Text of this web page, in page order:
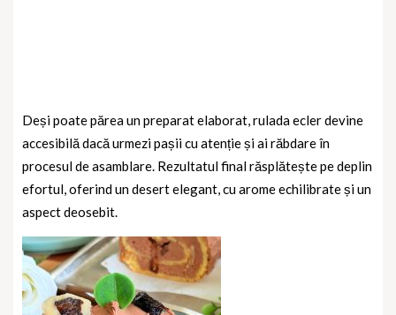
Deși poate părea un preparat elaborat, rulada ecler devine
accesibilă dacă urmezi pașii cu atenție și ai răbdare în
procesul de asamblare. Rezultatul final răsplătește pe deplin
efortul, oferind un desert elegant, cu arome echilibrate și un
aspect deosebit.